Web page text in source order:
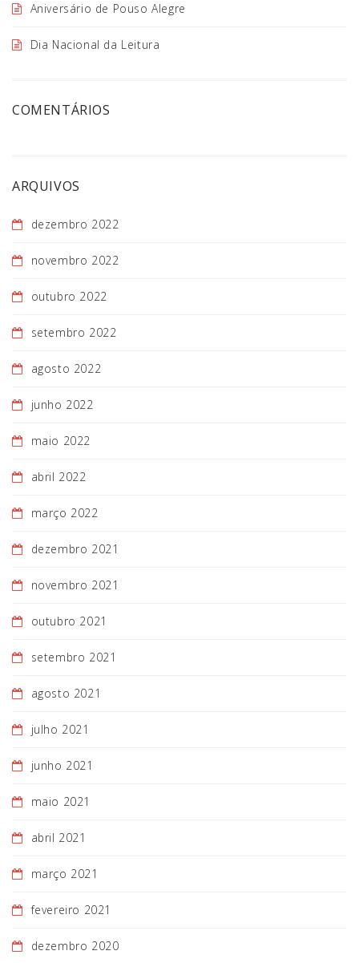
Aniversário de Pouso Alegre
Dia Nacional da Leitura
COMENTÁRIOS
ARQUIVOS
dezembro 2022
novembro 2022
outubro 2022
setembro 2022
agosto 2022
junho 2022
maio 2022
abril 2022
março 2022
dezembro 2021
novembro 2021
outubro 2021
setembro 2021
agosto 2021
julho 2021
junho 2021
maio 2021
abril 2021
março 2021
fevereiro 2021
dezembro 2020